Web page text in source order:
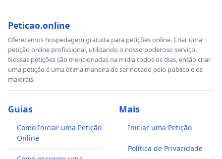
Peticao.online
Oferecemos hospedagem gratuita para petições online. Criar uma
petição online profissional, utilizando o nosso poderoso serviço.
Nossas petições são mencionadas na mídia todos os dias, então criar
uma petição é uma ótima maneira de ser notado pelo público e os
maiorais.
Guias
Como Iniciar uma Petição
Online
Mais
Iniciar uma Petição
Política de Privacidade